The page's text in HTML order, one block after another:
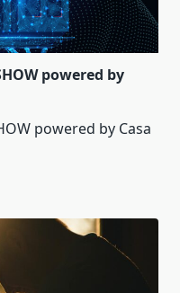
powered by
powered by Casa